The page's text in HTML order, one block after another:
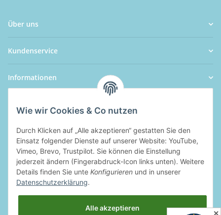
Über uns
Kundenservice
Informationen
Wie wir Cookies & Co nutzen
Durch Klicken auf „Alle akzeptieren“ gestatten Sie den
Einsatz folgender Dienste auf unserer Website: YouTube,
Vimeo, Brevo, Trustpilot. Sie können die Einstellung
jederzeit ändern (Fingerabdruck-Icon links unten). Weitere
Details finden Sie unte Konfigurieren und in unserer
Datenschutzerklärung.
Alle akzeptieren